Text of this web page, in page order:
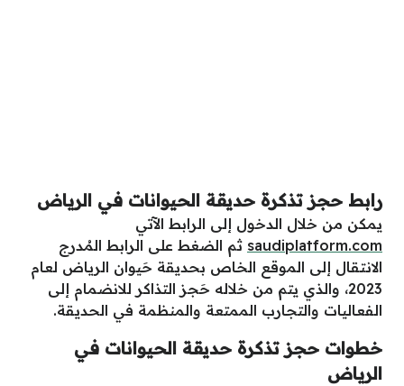
رابط حجز تذكرة حديقة الحيوانات في الرياض
يمكن من خلال الدخول إلى الرابط الآتي
saudiplatform.com ثم الضغط على الرابط المُدرج
الانتقال إلى الموقع الخاص بحديقة حَيوان الرياض لعام
2023، والذي يتم من خلاله حَجز التذاكر للانضمام إلى
الفعاليات والتجارب الممتعة والمنظمة في الحديقة.
خطوات حجز تذكرة حديقة الحيوانات في
الرياض